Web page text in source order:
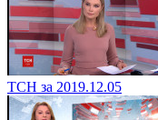
ТСН за 2019.12.05